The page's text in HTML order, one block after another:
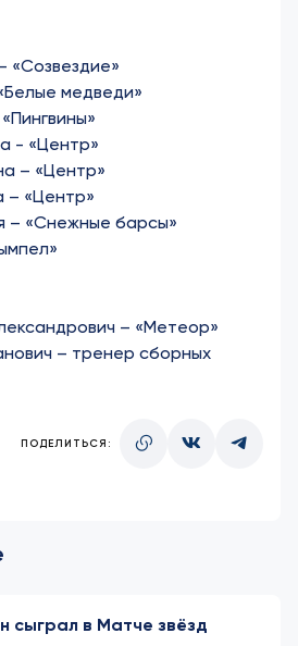
«Созвездие»
медведи»
- «Центр»
– «Центр»
– «Центр»
– «Снежные барсы»
– «Метеор»
– тренер сборных
ПОДЕЛИТЬСЯ:
сыграл в Матче звёзд